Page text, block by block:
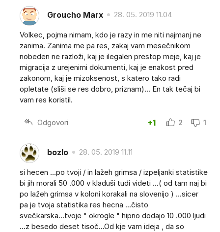
Groucho Marx 28. 05. 2019 11.04
Volkec, pojma nimam, kdo je razy in me niti najmanj ne
zanima. Zanima me pa res, zakaj vam mesečnikom
nobeden ne razloži, kaj je ilegalen prestop meje, kaj je
migracija z urejenimi dokumenti, kaj je enakost pred
zakonom, kaj je mizoksenost, s katero tako radi
opletate (sliši se res dobro, priznam)... En tak tečaj bi
vam res koristil.
Odgovori +1 2 1
bozlo 28. 05. 2019 11.11
si hecen ...po tvoji / in lažeh grimsa / izpeljanki statistike
bi jih morali 50 .000 v kladuši tudi videti ...( od tam naj bi
po lažeh grimsa v koloni korakali na slovenijo ) ...sicer
pa je tvoja statistika res hecna ...čisto
svečkarska...tvoje " okrogle " hipno dodajo 10 .000 ljudi
...z besedo deset tisoč...Od kje vam ideja , da so